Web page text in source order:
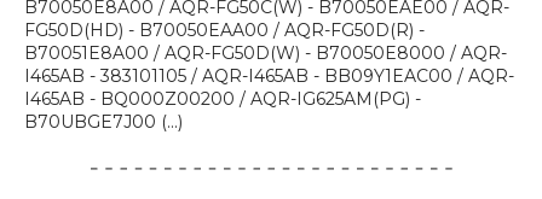
B70050E8A00 / AQR-FG50C(W) - B70050EAE00 / AQR-
FG50D(HD) - B70050EAA00 / AQR-FG50D(R) -
B70051E8A00 / AQR-FG50D(W) - B70050E8000 / AQR-
I465AB - 383101105 / AQR-I465AB - BB09Y1EAC00 / AQR-
I465AB - BQ000Z00200 / AQR-IG625AM(PG) -
B70UBGE7J00 (...)